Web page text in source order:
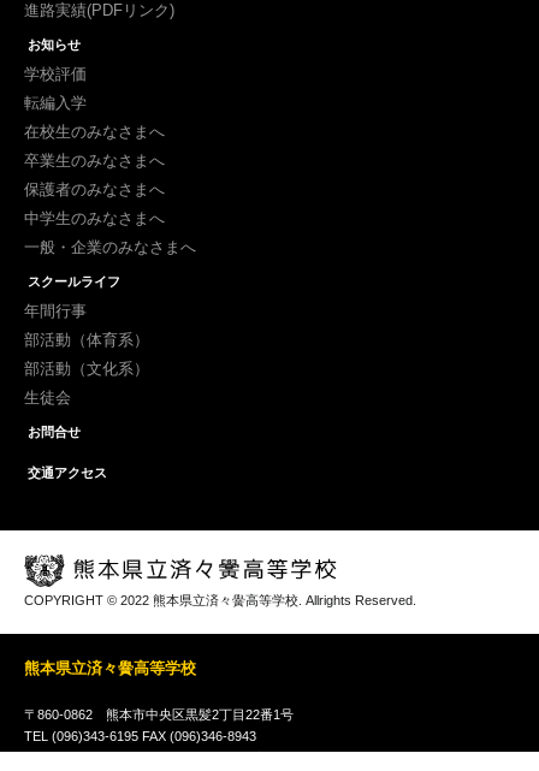
進路実績(PDFリンク)
お知らせ
学校評価
転編入学
在校生のみなさまへ
卒業生のみなさまへ
保護者のみなさまへ
中学生のみなさまへ
一般・企業のみなさまへ
スクールライフ
年間行事
部活動（体育系）
部活動（文化系）
生徒会
お問合せ
交通アクセス
COPYRIGHT © 2022 熊本県立済々黌高等学校. Allrights Reserved.
熊本県立済々黌高等学校
〒860-0862 熊本市中央区黒髪2丁目22番1号
TEL (096)343-6195 FAX (096)346-8943